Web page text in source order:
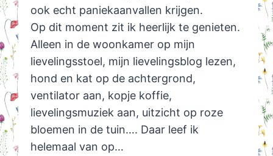
ook echt paniekaanvallen krijgen.
Op dit moment zit ik heerlijk te genieten.
Alleen in de woonkamer op mijn
lievelingsstoel, mijn lievelingsblog lezen,
hond en kat op de achtergrond,
ventilator aan, kopje koffie,
lievelingsmuziek aan, uitzicht op roze
bloemen in de tuin…. Daar leef ik
helemaal van op…